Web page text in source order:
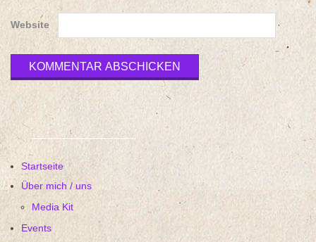
Website
Startseite
Über mich / uns
Media Kit
Events